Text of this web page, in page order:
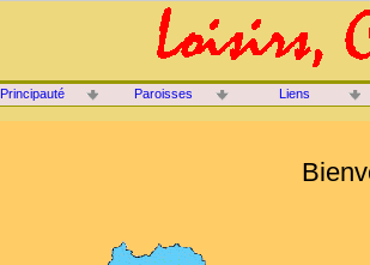
Principauté Paroisses Liens